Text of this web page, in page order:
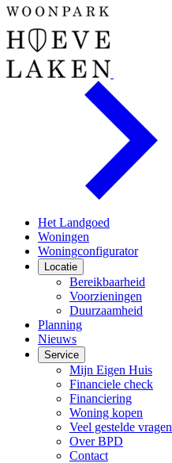
Het Landgoed
Woningen
Woningconfigurator
Locatie
Bereikbaarheid
Voorzieningen
Duurzaamheid
Planning
Nieuws
Service
Mijn Eigen Huis
Financiele check
Financiering
Woning kopen
Veel gestelde vragen
Over BPD
Contact